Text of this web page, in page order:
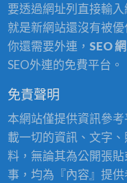
要透過網址列直接輸
就是新網站還沒有被
你還需要外連， SEO
SEO外連的免費平台。
免責聲明
本網站僅提供資訊參
載一切的資訊、文字
料，無論其為公開張
事，均為『內容』提